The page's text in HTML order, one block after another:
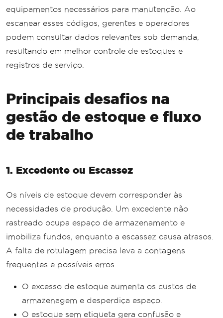
equipamentos necessários para manutenção. Ao
escanear esses códigos, gerentes e operadores
podem consultar dados relevantes sob demanda,
resultando em melhor controle de estoques e
registros de serviço.
Principais desafios na
gestão de estoque e fluxo
de trabalho
1. Excedente ou Escassez
Os níveis de estoque devem corresponder às
necessidades de produção. Um excedente não
rastreado ocupa espaço de armazenamento e
imobiliza fundos, enquanto a escassez causa atrasos.
A falta de rotulagem precisa leva a contagens
frequentes e possíveis erros.
O excesso de estoque aumenta os custos de
armazenagem e desperdiça espaço.
O estoque sem etiqueta gera confusão e